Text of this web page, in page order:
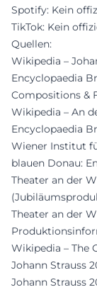
Spotify: Kein
TikTok: Kein
Quellen:
Wikipedia –
Encyclopaedia
Compositions &
Wikipedia – An
Encyclopaedia
Wiener Institut
blauen Donau:
Theater an der
Theater an der
Wikipedia – The
Johann Strauss
Johann Strauss